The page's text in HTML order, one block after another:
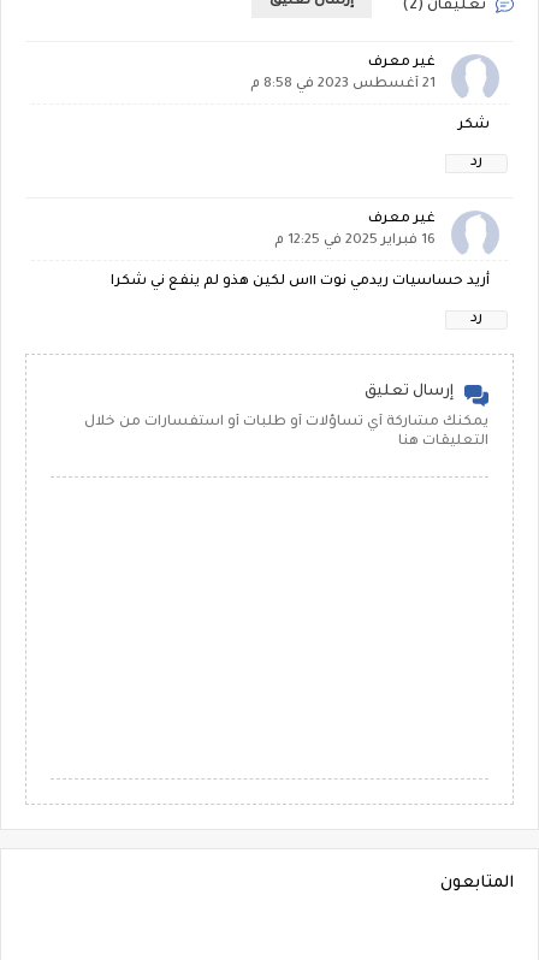
تعليقان (2)
غير معرف
21 أغسطس 2023 في 8:58 م
شكر
رد
غير معرف
16 فبراير 2025 في 12:25 م
أريد حساسيات ريدمي نوت ١١س لكين هذو لم ينفع ني شكرا
رد
إرسال تعليق
يمكنك مشاركة أي تساؤلات أو طلبات أو استفسارات من خلال
التعليقات هنا
المتابعون